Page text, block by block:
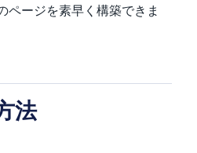
ページを素早く構築できま
法